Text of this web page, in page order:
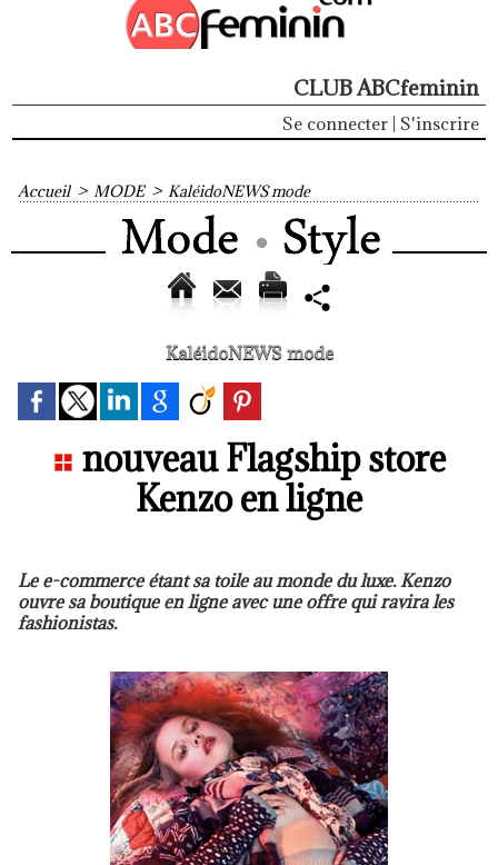
CLUB ABCfeminin
Se connecter S'inscrire
Accueil > MODE > KaléidoNEWS mode
KaléidoNEWS mode
nouveau Flagship store
Kenzo en ligne
Le e-commerce étant sa toile au monde du luxe. Kenzo
ouvre sa boutique en ligne avec une offre qui ravira les
fashionistas.